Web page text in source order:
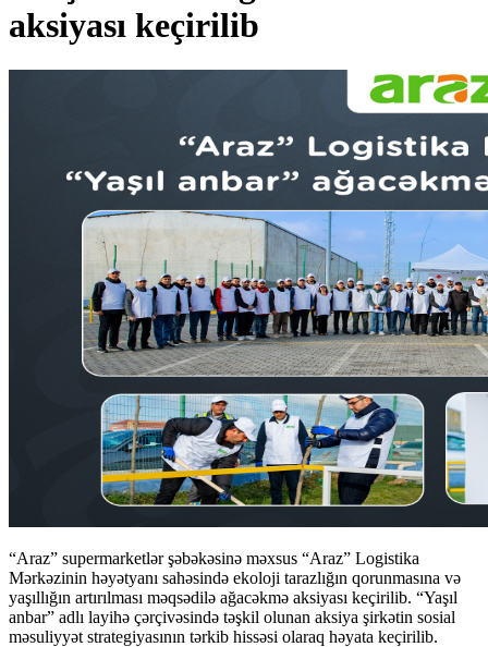
aksiyası keçirilib
“Araz” supermarketlər şəbəkəsinə məxsus “Araz” Logistika
Mərkəzinin həyətyanı sahəsində ekoloji tarazlığın qorunmasına və
yaşıllığın artırılması məqsədilə ağacəkmə aksiyası keçirilib. “Yaşıl
anbar” adlı layihə çərçivəsində təşkil olunan aksiya şirkətin sosial
məsuliyyət strategiyasının tərkib hissəsi olaraq həyata keçirilib.